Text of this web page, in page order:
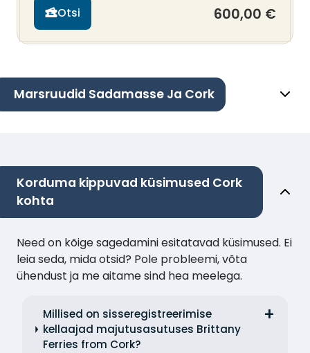
Otsi 600,00 €
Marsruudid Sadamasse Ja Cork
Korduma kippuvad küsimused Cork
kohta
Need on kõige sagedamini esitatavad küsimused. Ei
leia seda, mida otsid? Pole probleemi, võta
ühendust ja me aitame sind hea meelega.
Millised on sisseregistreerimise
kellaajad majutusasutuses Brittany
Ferries from Cork?